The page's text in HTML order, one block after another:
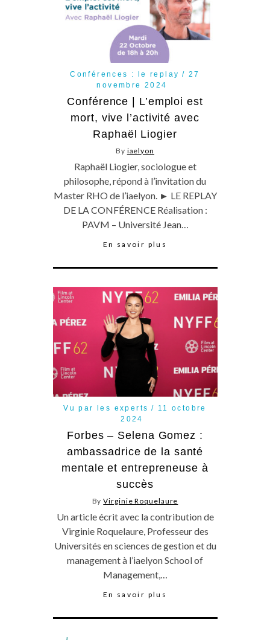
Conférences : le replay
27
novembre 2024
Conférence | L’emploi est
mort, vive l’activité avec
Raphaël Liogier
By iaelyon
Raphaël Liogier, sociologue et
philosophe, répond à l’invitation du
Master RHO de l’iaelyon. ► LE REPLAY
DE LA CONFÉRENCE Réalisation :
PAVM – Université Jean…
En savoir plus
Vu par les experts
11 octobre
2024
Forbes – Selena Gomez :
ambassadrice de la santé
mentale et entrepreneuse à
succès
ByVirginie Roquelaure
Un article écrit avec la contribution de
Virginie Roquelaure, Professeur des
Universités en sciences de gestion et du
management à l’iaelyon School of
Management,…
En savoir plus